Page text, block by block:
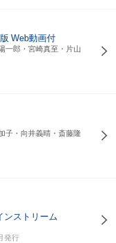
Web動画付
一郎・宮崎真至・片山
子・向井義晴・斎藤隆
ンストリーム
発行